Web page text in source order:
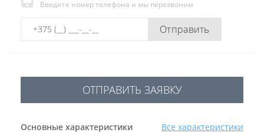
Введите номер телефона и мы перезвоним
Отправить
Основные характеристики Все характеристики
ОТПРАВИТЬ ЗАЯВКУ